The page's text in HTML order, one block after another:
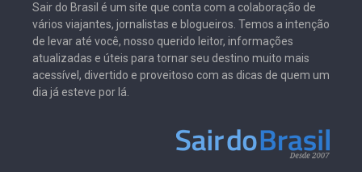
Sair do Brasil é um site que conta com a colaboração de
vários viajantes, jornalistas e blogueiros. Temos a intenção
de levar até você, nosso querido leitor, informações
atualizadas e úteis para tornar seu destino muito mais
acessível, divertido e proveitoso com as dicas de quem um
dia já esteve por lá.